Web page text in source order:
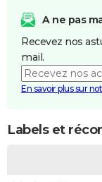
A ne pas
Recevez nos
mail.
En savoir plus sur
Labels et